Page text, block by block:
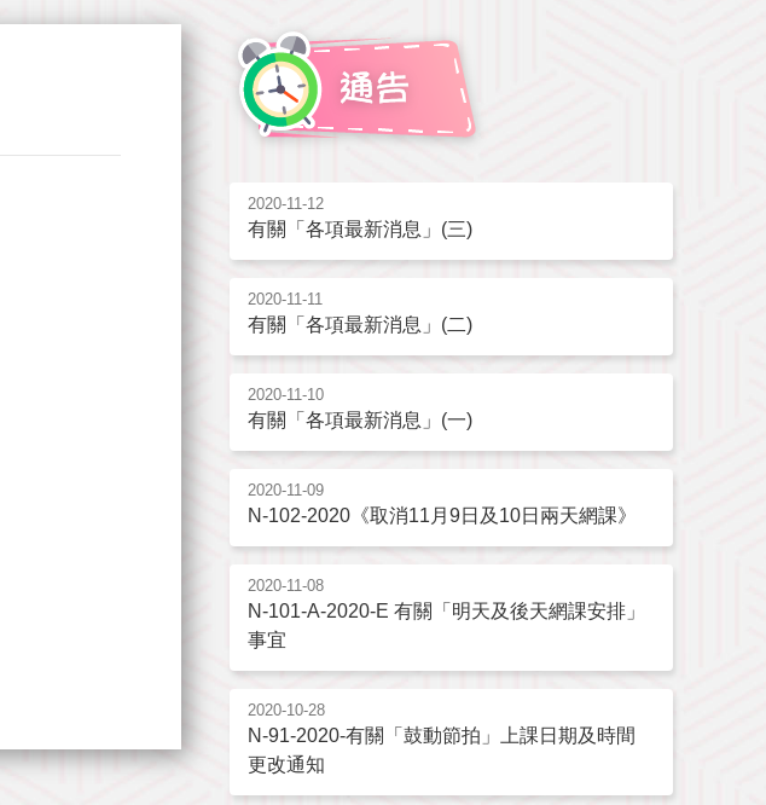
2020-11-12
有關「各項最新消息」(三)
2020-11-11
有關「各項最新消息」(二)
2020-11-10
有關「各項最新消息」(一)
2020-11-09
N-102-2020《取消11月9日及10日兩天網課》
2020-11-08
N-101-A-2020-E 有關「明天及後天網課安排」
事宜
2020-10-28
N-91-2020-有關「鼓動節拍」上課日期及時間
更改通知